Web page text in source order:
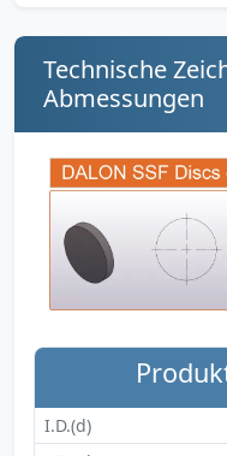
Technische
Abmessungen
I.D.(d)